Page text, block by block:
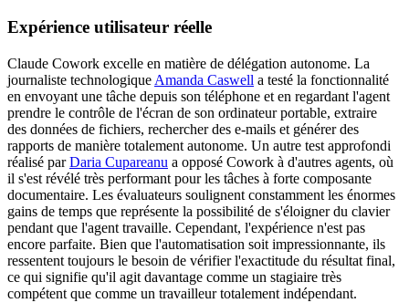
Expérience utilisateur réelle
Claude Cowork excelle en matière de délégation autonome. La
journaliste technologique Amanda Caswell a testé la fonctionnalité
en envoyant une tâche depuis son téléphone et en regardant l'agent
prendre le contrôle de l'écran de son ordinateur portable, extraire
des données de fichiers, rechercher des e-mails et générer des
rapports de manière totalement autonome. Un autre test approfondi
réalisé par Daria Cupareanu a opposé Cowork à d'autres agents, où
il s'est révélé très performant pour les tâches à forte composante
documentaire. Les évaluateurs soulignent constamment les énormes
gains de temps que représente la possibilité de s'éloigner du clavier
pendant que l'agent travaille. Cependant, l'expérience n'est pas
encore parfaite. Bien que l'automatisation soit impressionnante, ils
ressentent toujours le besoin de vérifier l'exactitude du résultat final,
ce qui signifie qu'il agit davantage comme un stagiaire très
compétent que comme un travailleur totalement indépendant.